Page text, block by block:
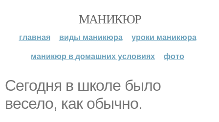
МАНИКЮР
главная виды маникюра
уроки маникюра
маникюр в домашних условиях
фото
Сегодня в школе было
весело, как обычно.